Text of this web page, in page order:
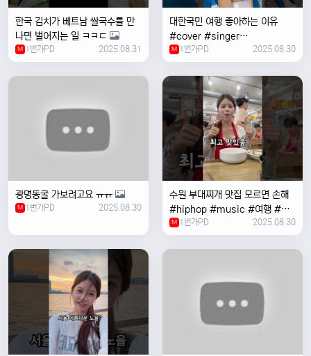
한국 김치가 베트남 쌀국수를 만
나면 벌어지는 일 ㅋㅋㄷ
M 1번가PD 2025.08.31
대한국민 여행 좋아하는 이유
#cover #singer
#coversong #music #한국
여행 #한국
M 1번가PD 2025.08.30
광명동굴 가보려고요 ㅠㅠ
M 1번가PD 2025.08.30
수원 부대찌개 맛집 모르면 손해
#hiphop #music #여행 #맛
집 #수원 #한국여행 #베트남여
자 #혼자여행
M 1번가PD 2025.08.30